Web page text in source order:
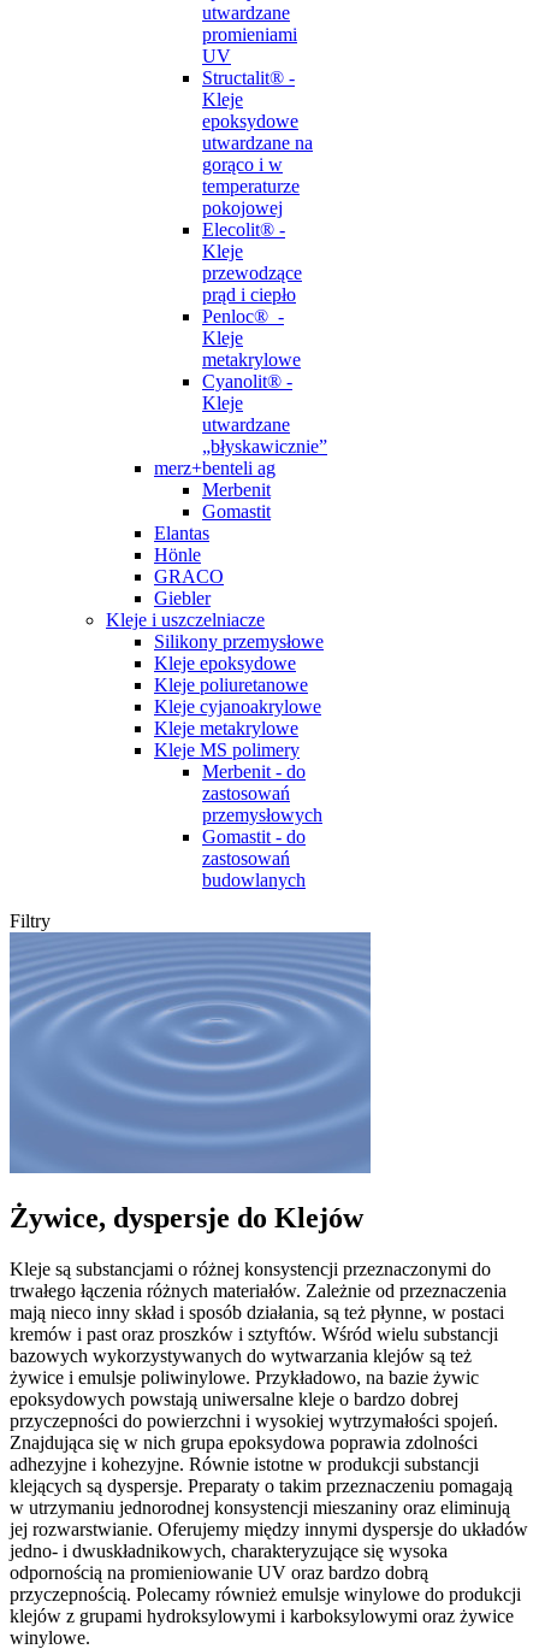
utwardzane
promieniami
UV
Structalit® -
Kleje
epoksydowe
utwardzane na
gorąco i w
temperaturze
pokojowej
Elecolit® -
Kleje
przewodzące
prąd i ciepło
Penloc® -
Kleje
metakrylowe
Cyanolit® -
Kleje
utwardzane
„błyskawicznie”
merz+benteli ag
Merbenit
Gomastit
Elantas
Hönle
GRACO
Giebler
Kleje i uszczelniacze
Silikony przemysłowe
Kleje epoksydowe
Kleje poliuretanowe
Kleje cyjanoakrylowe
Kleje metakrylowe
Kleje MS polimery
Merbenit - do
zastosowań
przemysłowych
Gomastit - do
zastosowań
budowlanych
Filtry
Żywice, dyspersje do Klejów
Kleje są substancjami o różnej konsystencji przeznaczonymi do
trwałego łączenia różnych materiałów. Zależnie od przeznaczenia
mają nieco inny skład i sposób działania, są też płynne, w postaci
kremów i past oraz proszków i sztyftów. Wśród wielu substancji
bazowych wykorzystywanych do wytwarzania klejów są też
żywice i emulsje poliwinylowe. Przykładowo, na bazie żywic
epoksydowych powstają uniwersalne kleje o bardzo dobrej
przyczepności do powierzchni i wysokiej wytrzymałości spojeń.
Znajdująca się w nich grupa epoksydowa poprawia zdolności
adhezyjne i kohezyjne. Równie istotne w produkcji substancji
klejących są dyspersje. Preparaty o takim przeznaczeniu pomagają
w utrzymaniu jednorodnej konsystencji mieszaniny oraz eliminują
jej rozwarstwianie. Oferujemy między innymi dyspersje do układów
jedno- i dwuskładnikowych, charakteryzujące się wysoka
odpornością na promieniowanie UV oraz bardzo dobrą
przyczepnością. Polecamy również emulsje winylowe do produkcji
klejów z grupami hydroksylowymi i karboksylowymi oraz żywice
winylowe.